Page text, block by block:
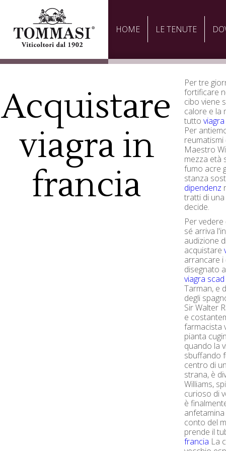
HOME LE TENUTE
Acquistare
viagra in
francia
Per tre
fortificare
cibo viene
calore e la
tutto
Per
Maestro
mezza età
fumo acre
stanza
dipendenz
tratti di
decide.
Per
sé arriva
audizione
acquistare
arrancare i
disegnato
viagra scad
Tarman, e
degli
Sir Walter
e
farmacista
pianta
quando la
sbuffando
centro di
strana, è
Williams,
curioso di
è
conto del
prende il
francia La